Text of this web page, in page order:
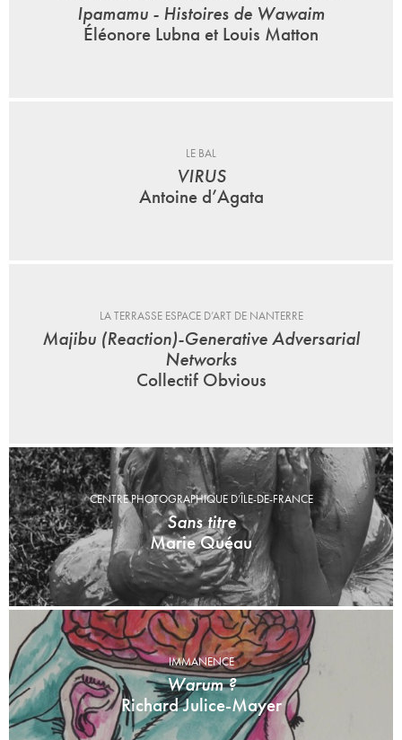
Ipamamu - Histoires de Wawaim
Éléonore Lubna et Louis Matton
LE BAL
VIRUS
Antoine d’Agata
LA TERRASSE ESPACE D’ART DE NANTERRE
Majibu (Reaction)-Generative Adversarial
Networks
Collectif Obvious
CENTRE PHOTOGRAPHIQUE D’ÎLE-DE-FRANCE
Sans titre
Marie Quéau
IMMANENCE
Warum ?
Richard Julice-Mayer